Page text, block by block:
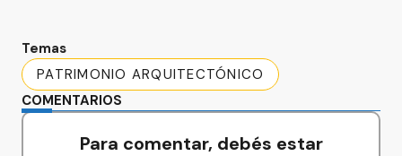
Temas
PATRIMONIO ARQUITECTÓNICO
COMENTARIOS
Para comentar, debés estar